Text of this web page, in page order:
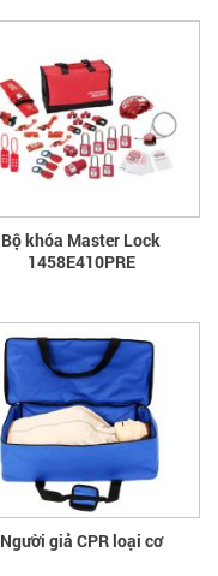
Bộ khóa Master Lock
1458E410PRE
Người giả CPR loại cơ